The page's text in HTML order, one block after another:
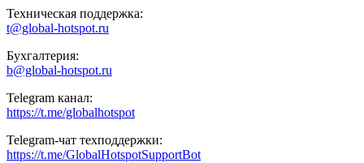
Техническая поддержка:
t@global-hotspot.ru
Бухгалтерия:
b@global-hotspot.ru
Telegram канал:
https://t.me/globalhotspot
Telegram-чат техподдержки:
https://t.me/GlobalHotspotSupportBot